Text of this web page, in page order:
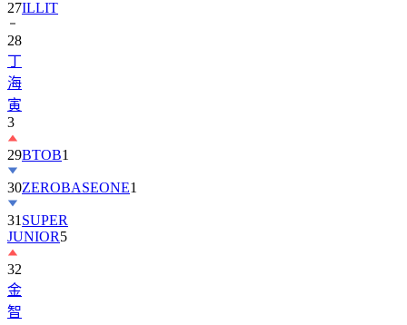
27ILLIT
28
丁
海
寅
3
29BTOB1
30ZEROBASEONE1
31 SUPER
JUNIOR5
32
金
智